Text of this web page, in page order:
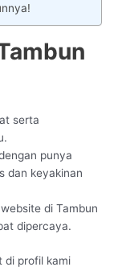
serta
punya
dan keyakinan
di Tambun
dipercaya.
di profil kami